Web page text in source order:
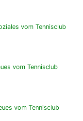
vom Tennisclub
vom Tennisclub
vom Tennisclub